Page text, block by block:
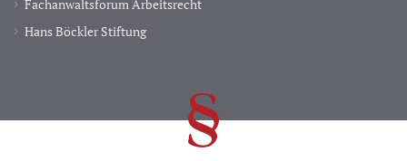
Fachanwaltsforum Arbeitsrecht
Hans Böckler Stiftung